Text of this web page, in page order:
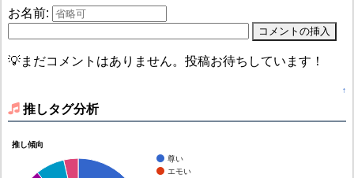
お名前:
💡まだコメントはありません。投稿お待ちしています！
↑
推しタグ分析
推し傾向
尊い
エモい